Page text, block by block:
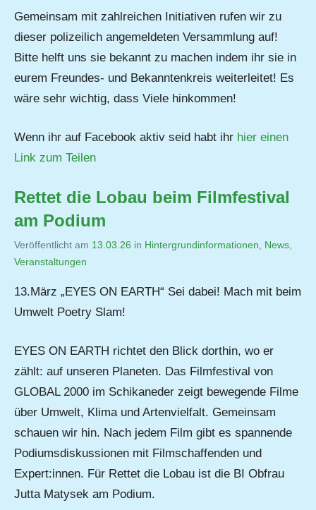
Gemeinsam mit zahlreichen Initiativen rufen wir zu
dieser polizeilich angemeldeten Versammlung auf!
Bitte helft uns sie bekannt zu machen indem ihr sie in
eurem Freundes- und Bekanntenkreis weiterleitet! Es
wäre sehr wichtig, dass Viele hinkommen!
Wenn ihr auf Facebook aktiv seid habt ihr hier einen
Link zum Teilen
Rettet die Lobau beim Filmfestival
am Podium
Veröffentlicht am 13.03.26 von
in Hintergrundinformationen News
Veranstaltungen
13.März „EYES ON EARTH“ Sei dabei! Mach mit beim
Umwelt Poetry Slam!
EYES ON EARTH richtet den Blick dorthin, wo er
zählt: auf unseren Planeten. Das Filmfestival von
GLOBAL 2000 im Schikaneder zeigt bewegende Filme
über Umwelt, Klima und Artenvielfalt. Gemeinsam
schauen wir hin. Nach jedem Film gibt es spannende
Podiumsdiskussionen mit Filmschaffenden und
Expert:innen. Für Rettet die Lobau ist die BI Obfrau
Jutta Matysek am Podium.